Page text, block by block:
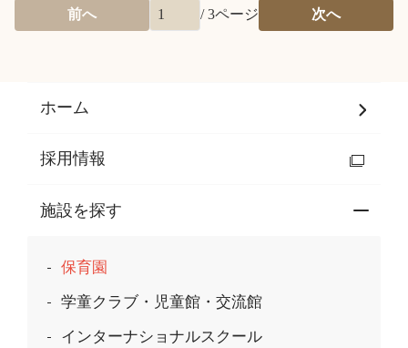
前へ /3ページ 次へ
ホーム
採用情報
施設を探す
保育園
学童クラブ・児童館・交流館
インターナショナルスクール